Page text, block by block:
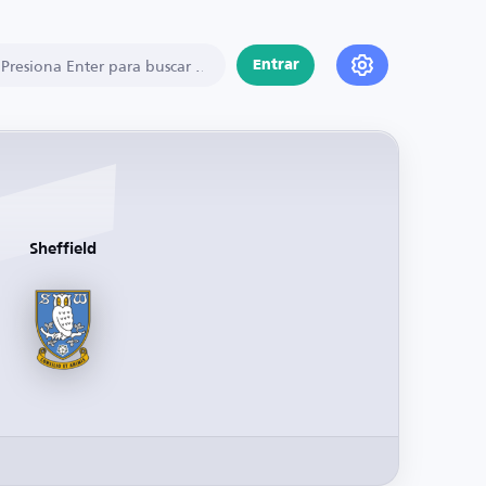
Entrar
Sheffield